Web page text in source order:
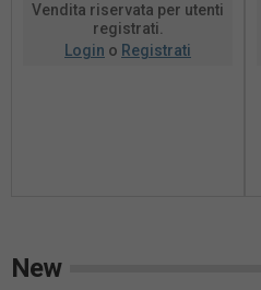
Vendita riservata per utenti
registrati.
Login o Registrati
New